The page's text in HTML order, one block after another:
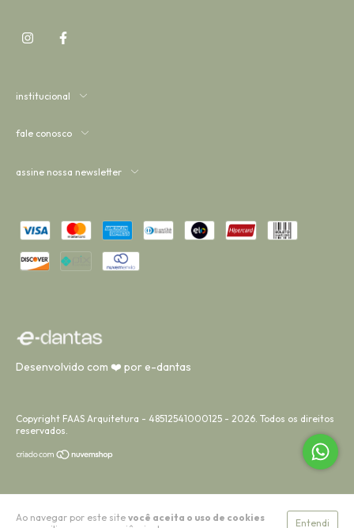
Ao navegar por este site você aceita o uso de cookies
Entendi
institucional
fale conosco
assine nossa newsletter
Desenvolvido com ❤️ por e-dantas
Copyright FAAS Arquitetura - 48512541000125 - 2026. Todos os direitos
reservados.